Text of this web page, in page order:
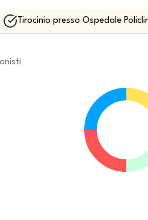
Tirocinio presso Ospedale